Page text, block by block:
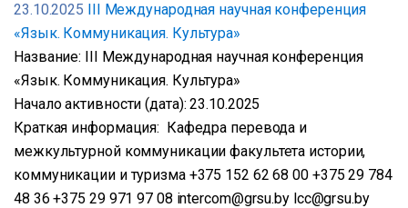
23.10.2025 III Международная научная конференция
«Язык. Коммуникация. Культура»
Название: III Международная научная конференция
«Язык. Коммуникация. Культура»
Начало активности (дата): 23.10.2025
Краткая информация: Кафедра перевода и
межкультурной коммуникации факультета истории,
коммуникации и туризма +375 152 62 68 00 +375 29 784
48 36 +375 29 971 97 08 intercom@grsu.by lcc@grsu.by